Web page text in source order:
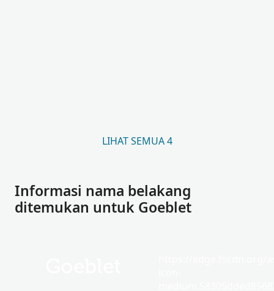
LIHAT SEMUA 4
Informasi nama belakang
ditemukan untuk Goeblet